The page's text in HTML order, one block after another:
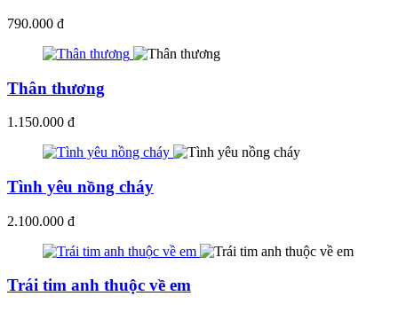
790.000 đ
Thân thương
1.150.000 đ
Tình yêu nồng cháy
2.100.000 đ
Trái tim anh thuộc về em